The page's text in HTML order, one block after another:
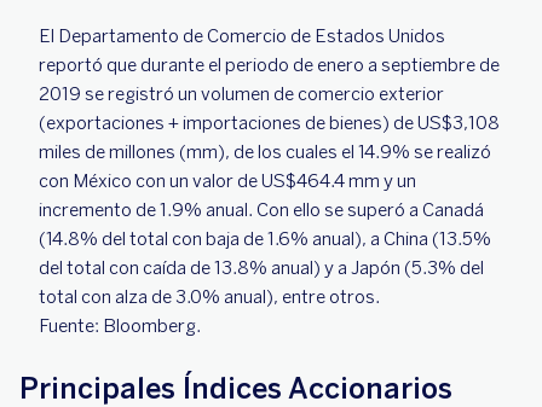
El Departamento de Comercio de Estados Unidos
reportó que durante el periodo de enero a septiembre de
2019 se registró un volumen de comercio exterior
(exportaciones + importaciones de bienes) de US$3,108
miles de millones (mm), de los cuales el 14.9% se realizó
con México con un valor de US$464.4 mm y un
incremento de 1.9% anual. Con ello se superó a Canadá
(14.8% del total con baja de 1.6% anual), a China (13.5%
del total con caída de 13.8% anual) y a Japón (5.3% del
total con alza de 3.0% anual), entre otros.
Fuente: Bloomberg.
Principales Índices Accionarios